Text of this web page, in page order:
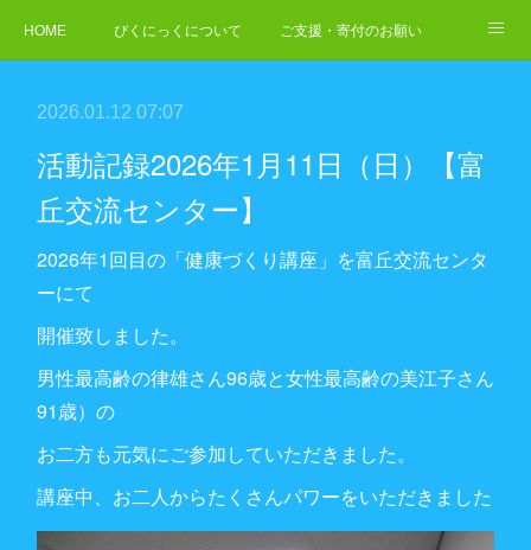
HOME ぴくにっくについて ご支援・寄付のお願い
2026.01.12 07:07
活動記録2026年1月11日（日）【富
丘交流センター】
2026年1回目の「健康づくり講座」を富丘交流センタ
ーにて
開催致しました。
男性最高齢の律雄さん96歳と女性最高齢の美江子さん
91歳）の
お二方も元気にご参加していただきました。
講座中、お二人からたくさんパワーをいただきました